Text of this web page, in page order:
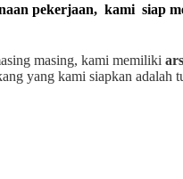
pekerjaan, kami siap
masing, kami memiliki
yang kami siapkan adalah